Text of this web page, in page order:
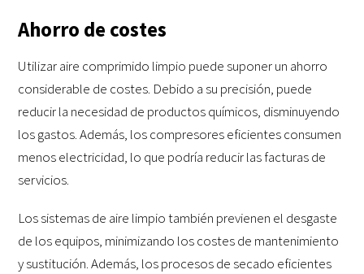
Ahorro de costes
Utilizar aire comprimido limpio puede suponer un ahorro
considerable de costes. Debido a su precisión, puede
reducir la necesidad de productos químicos, disminuyendo
los gastos. Además, los compresores eficientes consumen
menos electricidad, lo que podría reducir las facturas de
servicios.
Los sistemas de aire limpio también previenen el desgaste
de los equipos, minimizando los costes de mantenimiento
y sustitución. Además, los procesos de secado eficientes